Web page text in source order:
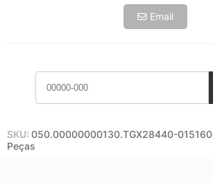
Email
SKU: 050.00000000130.TGX28440-015160
Peças